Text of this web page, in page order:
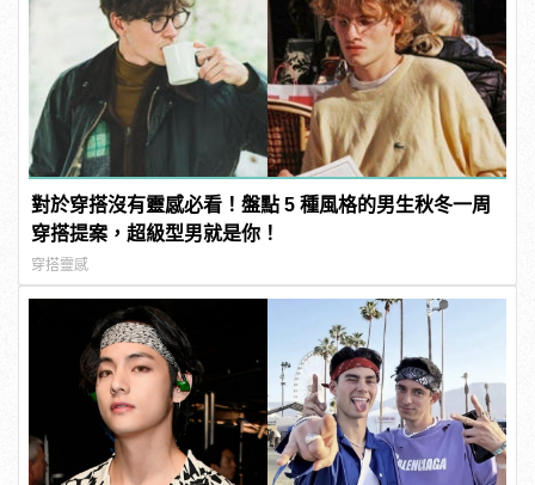
對於穿搭沒有靈感必看！盤點 5 種風格的男生秋冬一周
穿搭提案，超級型男就是你！
穿搭靈感